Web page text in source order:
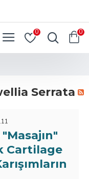
0 0
Serrata
Cartilage